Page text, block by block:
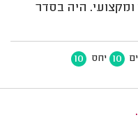
ומקצועי. היה בסדר
10 יחס 10